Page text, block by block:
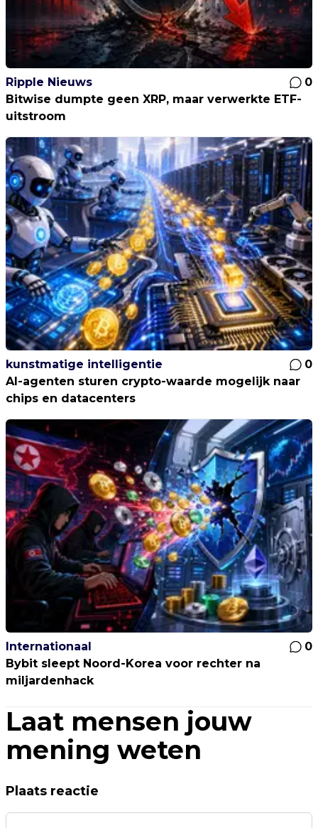
Ripple Nieuws
0
Bitwise dumpte geen XRP, maar verwerkte ETF-
uitstroom
kunstmatige intelligentie
0
AI-agenten sturen crypto-waarde mogelijk naar
chips en datacenters
Internationaal
0
Bybit sleept Noord-Korea voor rechter na
miljardenhack
Laat mensen jouw
mening weten
Plaats reactie